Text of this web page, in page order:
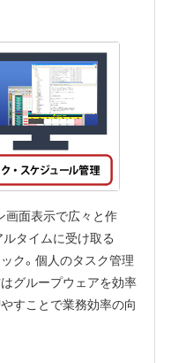
画面表示で広々と作
タイムに受け取る
ク。個人のタスク管理
グループウェアを効率
すことで業務効率の向